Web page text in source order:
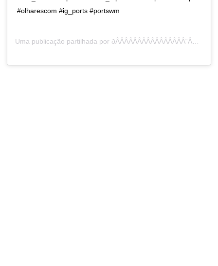
#olharescom #ig_ports #portswm
Uma publicação partilhada por ðÂÂÂÂÂÂÂÂÂÂÂÂÂÂÂÂ“ÂÂÂÂÂÂÂÂšðÂÂÂÂÂÂÂÂÂÂÂÂÂÂÂÂ“ªðÂÂÂÂÂÂÂÂÂÂÂÂÂÂÂÂ“½ðÂÂÂÂÂÂÂÂÂÂÂÂÂÂÂÂ“®